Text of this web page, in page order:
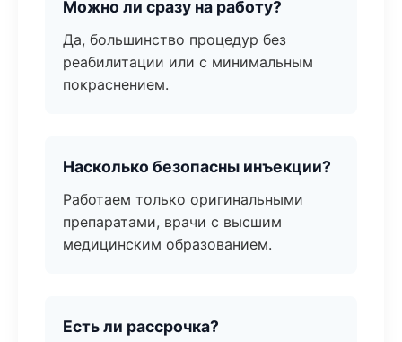
Можно ли сразу на работу?
Да, большинство процедур без
реабилитации или с минимальным
покраснением.
Насколько безопасны инъекции?
Работаем только оригинальными
препаратами, врачи с высшим
медицинским образованием.
Есть ли рассрочка?